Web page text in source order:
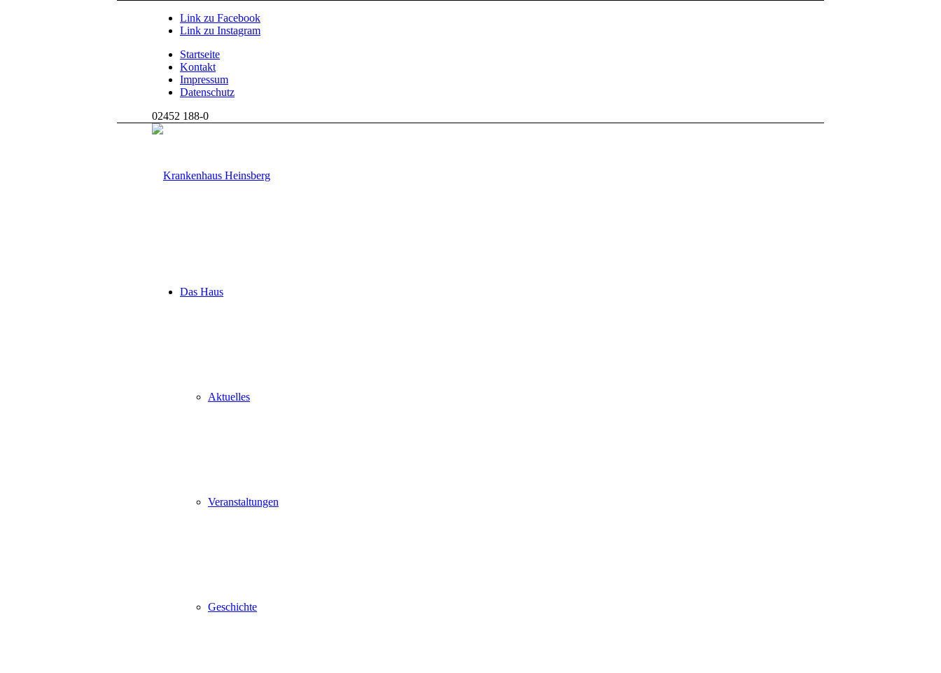
Link zu Facebook
Link zu Instagram
Startseite
Kontakt
Impressum
Datenschutz
02452 188-0
Das Haus
Aktuelles
Veranstaltungen
Geschichte